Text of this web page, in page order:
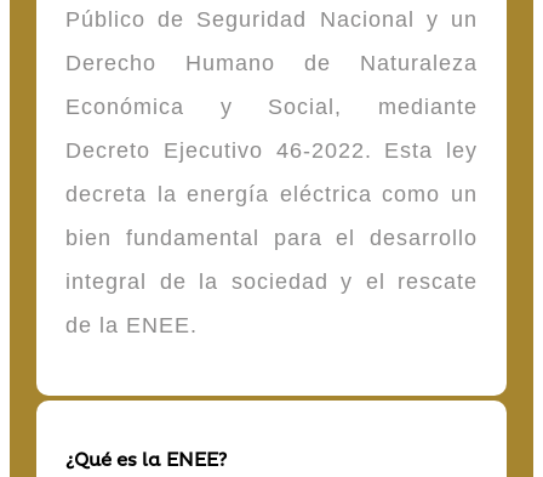
Público de Seguridad Nacional y un
Derecho Humano de Naturaleza
Económica y Social, mediante
Decreto Ejecutivo 46-2022. Esta ley
decreta la energía eléctrica como un
bien fundamental para el desarrollo
integral de la sociedad y el rescate
de la ENEE.
¿Qué es la ENEE?